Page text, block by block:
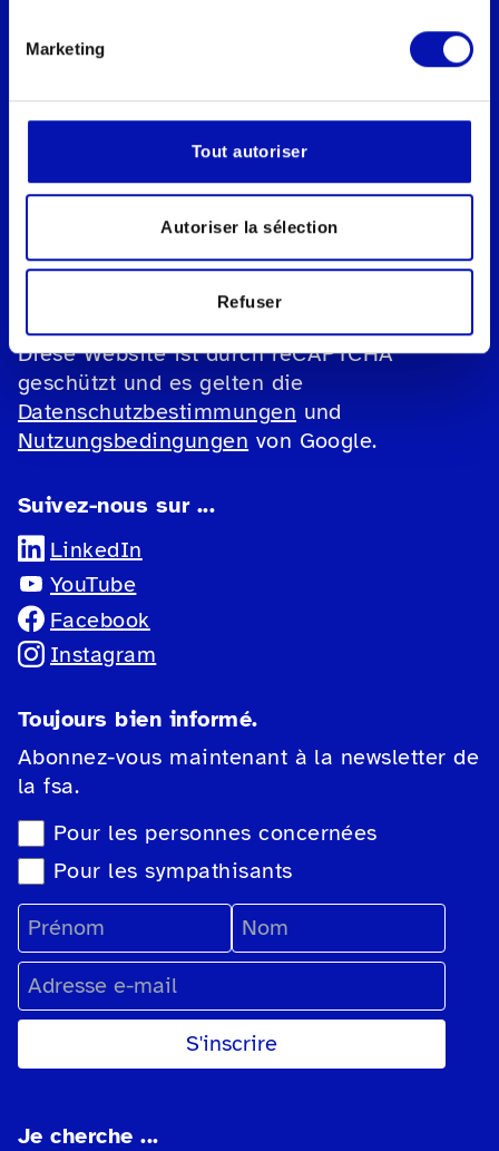
Marketing
Tout autoriser
Autoriser la sélection
Refuser
Rue de Genève 88b
Tel.:021 651 60 60
secretariat.romand@sbv-fsa.ch
IBAN: CH08 0900 0000 1000 2019 4
Mentions légales
Paramètres des cookies
Diese Website ist durch reCAPTCHA
geschützt und es gelten die
Datenschutzbestimmungen und
Nutzungsbedingungen von Google.
Suivez-nous sur ...
LinkedIn
YouTube
Facebook
Instagram
Toujours bien informé.
Abonnez-vous maintenant à la newsletter de
la fsa.
Sélection du type de newsletter
Pour les personnes concernées
Pour les sympathisants
Prénom
Nom
Adresse e-mail
Je cherche ...